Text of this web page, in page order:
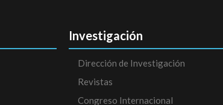
Investigación
Dirección de Investigación
Revistas
Congreso Internacional